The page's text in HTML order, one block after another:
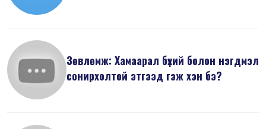
Зөвлөмж: Хамаарал бүхий болон нэгдмэл
сонирхолтой этгээд гэж хэн бэ?